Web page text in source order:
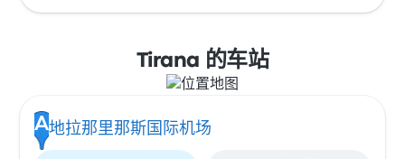
Tirana 的车站
A地拉那里那斯国际机场